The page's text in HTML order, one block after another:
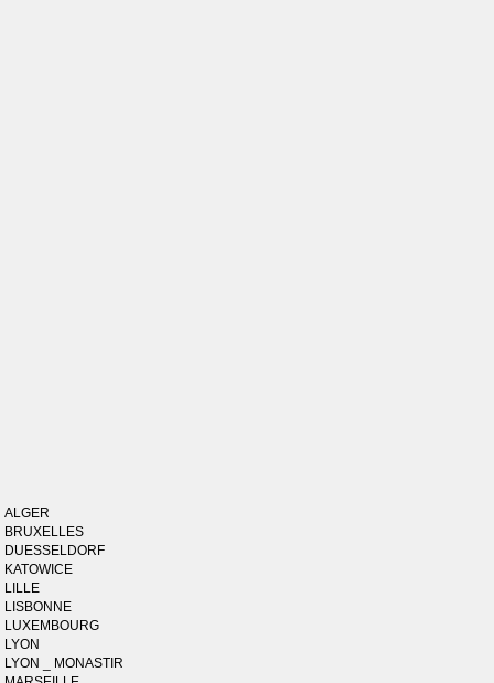
ALGER
BRUXELLES
DUESSELDORF
KATOWICE
LILLE
LISBONNE
LUXEMBOURG
LYON
LYON _ MONASTIR